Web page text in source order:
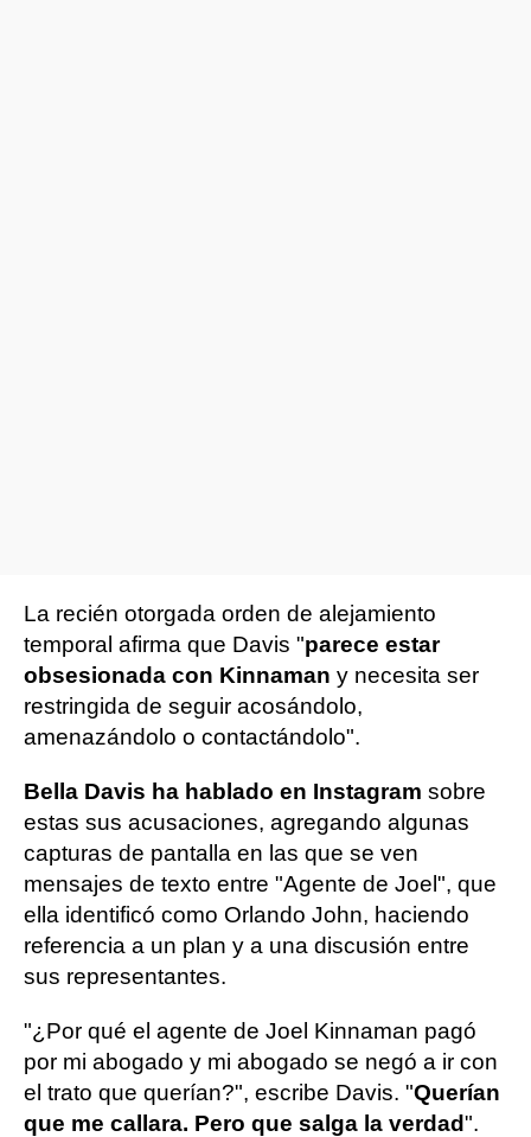
La recién otorgada orden de alejamiento
temporal afirma que Davis "parece estar
obsesionada con Kinnaman y necesita ser
restringida de seguir acosándolo,
amenazándolo o contactándolo".
Bella Davis ha hablado en Instagram sobre
estas sus acusaciones, agregando algunas
capturas de pantalla en las que se ven
mensajes de texto entre "Agente de Joel", que
ella identificó como Orlando John, haciendo
referencia a un plan y a una discusión entre
sus representantes.
"¿Por qué el agente de Joel Kinnaman pagó
por mi abogado y mi abogado se negó a ir con
el trato que querían?", escribe Davis. "Querían
que me callara. Pero que salga la verdad".